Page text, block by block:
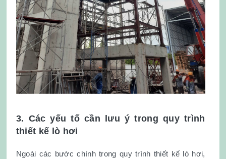
3. Các yếu tố cần lưu ý trong quy trình
thiết kế lò hơi
Ngoài các bước chính trong quy trình thiết kế lò hơi,